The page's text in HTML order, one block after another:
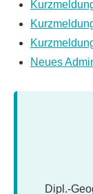
Neues
Dipl.-